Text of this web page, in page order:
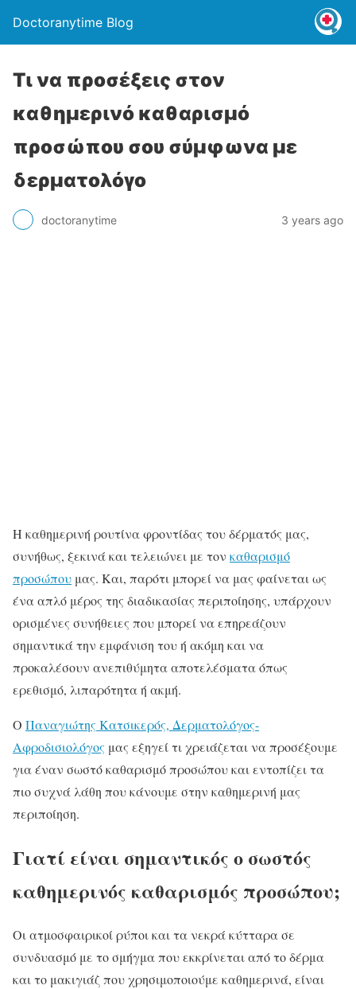
Doctoranytime Blog
Τι να προσέξεις στον
καθημερινό καθαρισμό
προσώπου σου σύμφωνα με
δερματολόγο
doctoranytime 3 years ago
Η καθημερινή ρουτίνα φροντίδας του δέρματός μας,
συνήθως, ξεκινά και τελειώνει με τον καθαρισμό
προσώπου μας. Και, παρότι μπορεί να μας φαίνεται ως
ένα απλό μέρος της διαδικασίας περιποίησης, υπάρχουν
ορισμένες συνήθειες που μπορεί να επηρεάζουν
σημαντικά την εμφάνιση του ή ακόμη και να
προκαλέσουν ανεπιθύμητα αποτελέσματα όπως
ερεθισμό, λιπαρότητα ή ακμή.
Ο Παναγιώτης Κατσικερός, Δερματολόγος-
Αφροδισιολόγος μας εξηγεί τι χρειάζεται να προσέξουμε
για έναν σωστό καθαρισμό προσώπου και εντοπίζει τα
πιο συχνά λάθη που κάνουμε στην καθημερινή μας
περιποίηση.
Γιατί είναι σημαντικός ο σωστός
καθημερινός καθαρισμός προσώπου;
Οι ατμοσφαιρικοί ρύποι και τα νεκρά κύτταρα σε
συνδυασμό με το σμήγμα που εκκρίνεται από το δέρμα
και το μακιγιάζ που χρησιμοποιούμε καθημερινά, είναι